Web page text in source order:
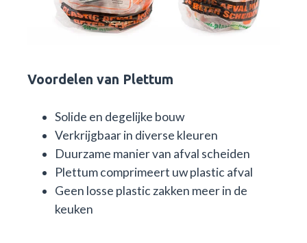
Voordelen van Plettum
Solide en degelijke bouw
Verkrijgbaar in diverse kleuren
Duurzame manier van afval scheiden
Plettum comprimeert uw plastic afval
Geen losse plastic zakken meer in de
keuken